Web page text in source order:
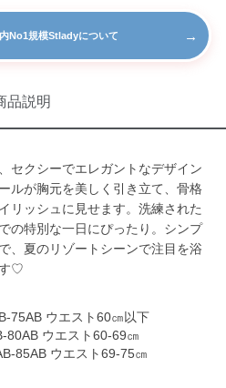
No1規模Stladyについて →
品説明
セクシーでエレガントなデザイン
ルが胸元を美しく引き立て、骨格
リッシュに見せます。洗練された
の特別な一日にぴったり。シンプ
、夏のリゾートシーンで注目を浴
♡
75AB ウエスト60㎝以下
80AB ウエスト60-69㎝
85AB ウエスト69-75㎝